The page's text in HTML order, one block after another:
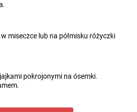
miseczce lub na półmisku różyczki
pokrojonymi na ósemki.